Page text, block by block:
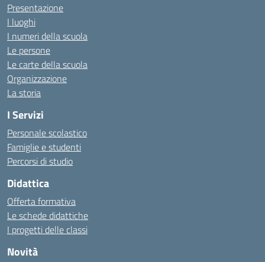
Presentazione
I luoghi
I numeri della scuola
Le persone
Le carte della scuola
Organizzazione
La storia
I Servizi
Personale scolastico
Famiglie e studenti
Percorsi di studio
Didattica
Offerta formativa
Le schede didattiche
I progetti delle classi
Novità